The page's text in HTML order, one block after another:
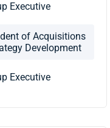
Executive
of Acquisitions
Development
Executive